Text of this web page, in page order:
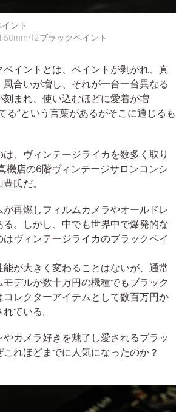
ント
f2ブラックペイント
ペイントとは、ペイントが剥がれ、真
合いが増し、それが一台一台異なる
まれ、使い込むほどに愛着が増
る”という言葉があるがそこに通じるも
、ヴィンテージライカを数多く取り
機店の6階ヴィンテージサロンコンシ
氏だ。
再燃しフィルムカメラやオールドレ
る。しかし、中でも世界中で爆発的な
はヴィンテージライカのブラックペイ
が大きく変わることはないが、通常
デルが数十万円の機種でもブラック
レクターアイテムとして数百万円か
ている。
カメラ好きを魅了し愛されるブラッ
これほどまでに人気になったのか？